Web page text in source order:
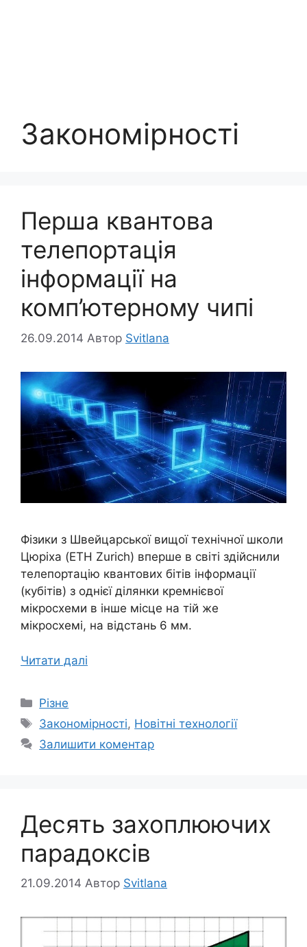
Закономірності
Перша квантова
телепортація
інформації на
комп’ютерному чипі
26.09.2014 Автор Svitlana
Фізики з Швейцарської вищої технічної школи
Цюріха (ETH Zurich) вперше в світі здійснили
телепортацію квантових бітів інформації
(кубітів) з однієї ділянки кремнієвої
мікросхеми в інше місце на тій же
мікросхемі, на відстань 6 мм.
Читати далі
Категорії
Різне
Позначки
Закономірності, Новітні технології
Залишити коментар
Десять захоплюючих
парадоксів
21.09.2014 Автор Svitlana